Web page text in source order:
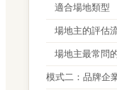
適合場地類型
場地主的評估
場地主最常問
模式二：品牌企